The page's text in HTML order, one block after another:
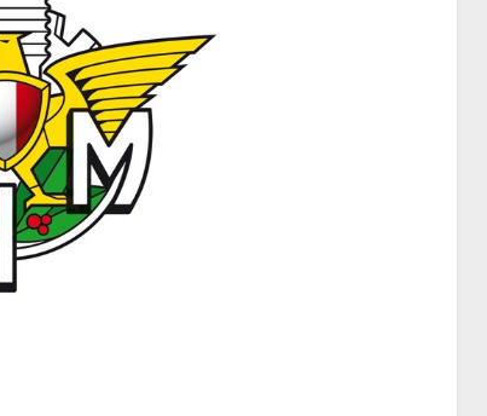
E-Bike Enduro. Filippo Colarusso
ha vinto la prova di Aprica
8 Giugno 2026